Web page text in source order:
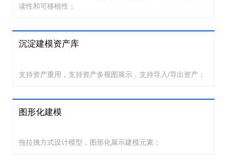
读性和可移植性；
沉淀建模资产库
支持资产重用，支持资产多视图展示，支持导入/导出资产；
图形化建模
拖拉拽方式设计模型，图形化展示建模元素；